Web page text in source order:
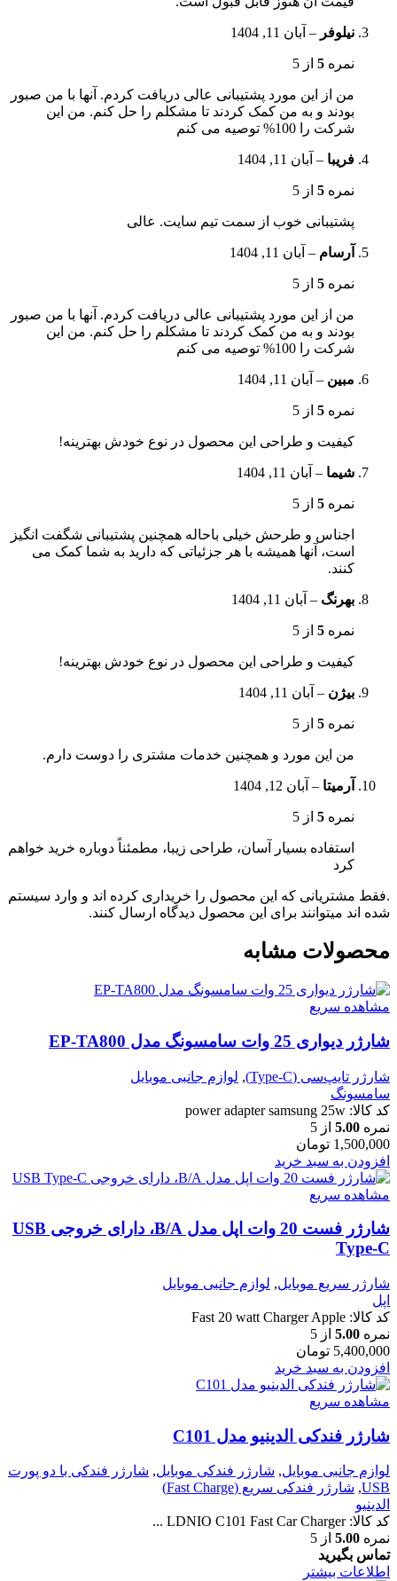
نیلوفر – آبان 11, 1404
نمره 5 از 5
من از این مورد پشتیبانی عالی دریافت کردم. آنها با من صبور
بودند و به من کمک کردند تا مشکلم را حل کنم. من این
شرکت را 100% توصیه می کنم
فریبا – آبان 11, 1404
نمره 5 از 5
پشتیبانی خوب از سمت تیم سایت. عالی
آرسام – آبان 11, 1404
نمره 5 از 5
من از این مورد پشتیبانی عالی دریافت کردم. آنها با من صبور
بودند و به من کمک کردند تا مشکلم را حل کنم. من این
شرکت را 100% توصیه می کنم
مبین – آبان 11, 1404
نمره 5 از 5
کیفیت و طراحی این محصول در نوع خودش بهترینه!
شیما – آبان 11, 1404
نمره 5 از 5
اجناس و طرحش خیلی باحاله همچنین پشتیبانی شگفت انگیز
است، آنها همیشه با هر جزئیاتی که دارید به شما کمک می
کنند.
بهرنگ – آبان 11, 1404
نمره 5 از 5
کیفیت و طراحی این محصول در نوع خودش بهترینه!
بیژن – آبان 11, 1404
نمره 5 از 5
من این مورد و همچنین خدمات مشتری را دوست دارم.
آرمیتا – آبان 12, 1404
نمره 5 از 5
استفاده بسیار آسان، طراحی زیبا، مطمئناً دوباره خرید خواهم
کرد
.فقط مشتریانی که این محصول را خریداری کرده اند و وارد سیستم
شده اند میتوانند برای این محصول دیدگاه ارسال کنند.
محصولات مشابه
مشاهده سریع
شارژر دیواری 25 وات سامسونگ مدل EP-TA800
شارژر تایپ‌سی (Type-C) , لوازم جانبی موبایل
سامسونگ
کد کالا: power adapter samsung 25w
نمره 5.00 از 5
1,500,000 تومان
افزودن به سبد خرید
مشاهده سریع
شارژر فست 20 وات اپل مدل B/A، دارای خروجی USB
Type-C
شارژر سریع موبایل, لوازم جانبی موبایل
اپل
کد کالا: Fast 20 watt Charger Apple
نمره 5.00 از 5
5,400,000 تومان
افزودن به سبد خرید
مشاهده سریع
شارژر فندکی الدینیو مدل C101
لوازم جانبی موبایل, شارژر فندکی موبایل, شارژر فندکی با دو پورت
USB
, شارژر فندکی سریع (Fast Charge)
الدینیو
کد کالا:LDNIO C101 Fast Car Charger ...
نمره 5.00 از 5
تماس بگیرید
اطلاعات بیشتر